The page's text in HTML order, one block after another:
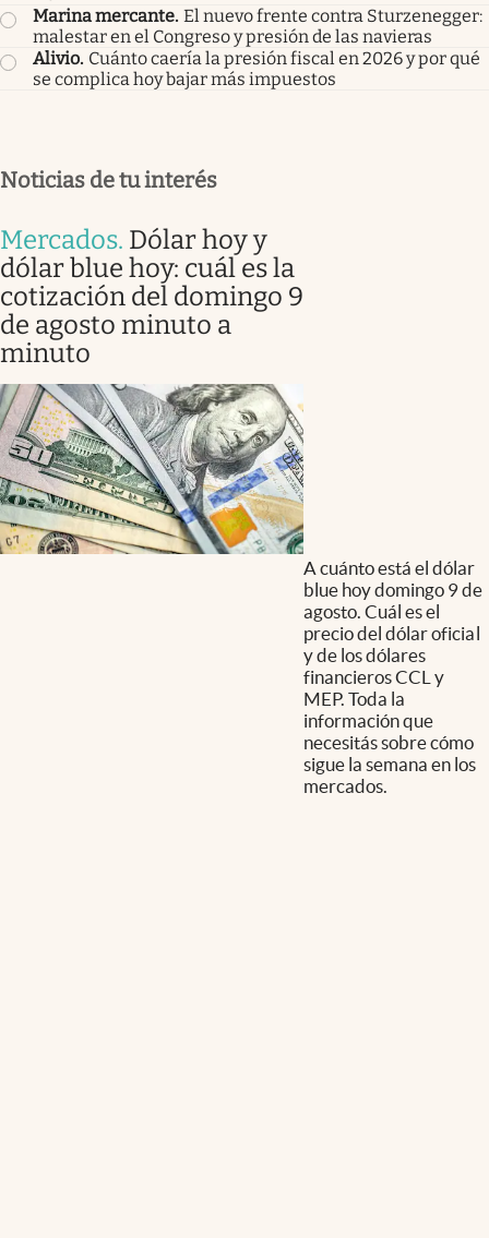
Marina mercante. El nuevo frente contra Sturzenegger:
malestar en el Congreso y presión de las navieras
Alivio. Cuánto caería la presión fiscal en 2026 y por qué
se complica hoy bajar más impuestos
Noticias de tu interés
Mercados. Dólar hoy y
dólar blue hoy: cuál es la
cotización del domingo 9
de agosto minuto a
minuto
A cuánto está el dólar
blue hoy domingo 9 de
agosto. Cuál es el
precio del dólar oficial
y de los dólares
financieros CCL y
MEP. Toda la
información que
necesitás sobre cómo
sigue la semana en los
mercados.